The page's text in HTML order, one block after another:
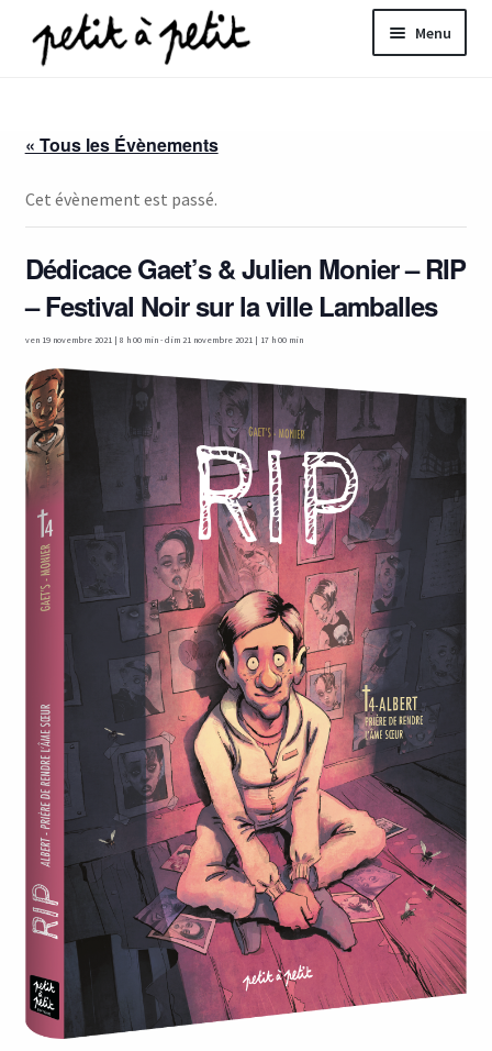
Aller
à
Aller
au
Menu
« Tous les Évènements
Cet évènement est passé.
Dédicace Gaet’s & Julien Monier – RIP
– Festival Noir sur la ville Lamballes
ven 19 novembre 2021 | 8 h 00 min- dim 21 novembre 2021 | 17 h 00 min